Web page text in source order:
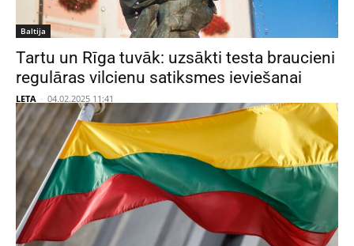
Baltija
Tartu un Rīga tuvāk: uzsākti testa braucieni
regulāras vilcienu satiksmes ieviešanai
LETA - 04.02.2025 11:41